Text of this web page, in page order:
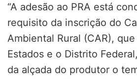
“A adesão ao PRA está
requisito da inscrição do
Ambiental Rural (CAR),
Estados e o Distrito
da alçada do produtor o